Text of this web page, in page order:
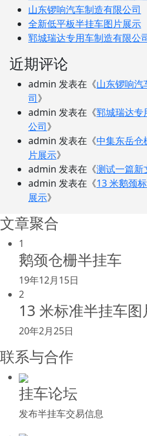
工作也轻松了！
山东锣响汽车制造有限公司
全新低平板半挂车图片展示
郓城瑞达专用车制造有限公
近期评论
admin 发表在《山东锣响汽
司》
admin 发表在《郓城瑞达专
公司》
admin 发表在《中集东岳仓
片展示》
admin 发表在《测试一篇新
admin 发表在《13 米鹅颈
展示》
文章聚合
1
鹅颈仓栅半挂车
19年12月15日
2
13 米标准半挂车图
20年2月25日
联系与合作
挂车论坛
发布半挂车交易信息